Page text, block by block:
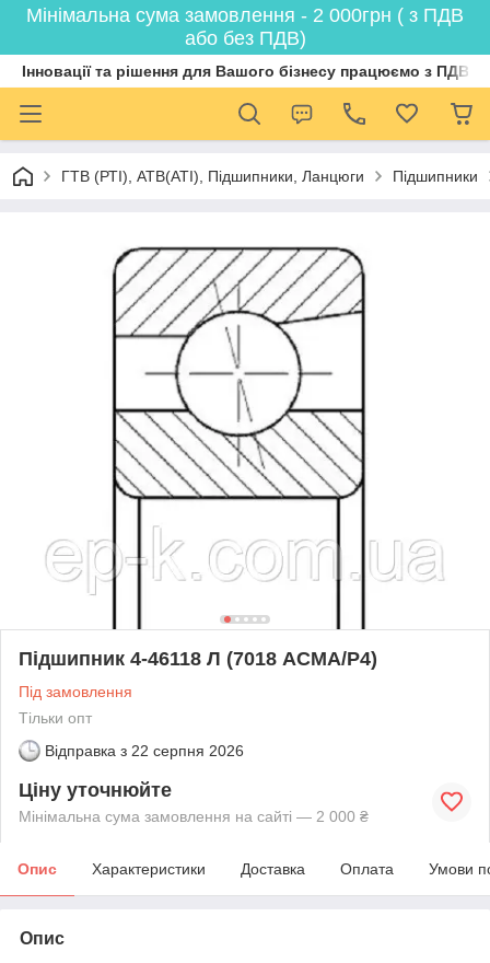
Мінімальна сума замовлення - 2 000грн ( з ПДВ
або без ПДВ)
Інновації та рішення для Вашого бізнесу працюємо з ПДВ
ГТВ (РТI), АТВ(АТI), Пiдшипники, Ланцюги Підшипники
Підшипник 4-46118 Л (7018 АСМА/Р4)
Під замовлення
Тільки опт
Відправка з 22 серпня 2026
Ціну уточнюйте
Мінімальна сума замовлення на сайті — 2 000 ₴
Опис Характеристики Доставка Оплата Умови
Опис